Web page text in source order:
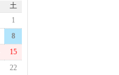
土
1
8
15
22